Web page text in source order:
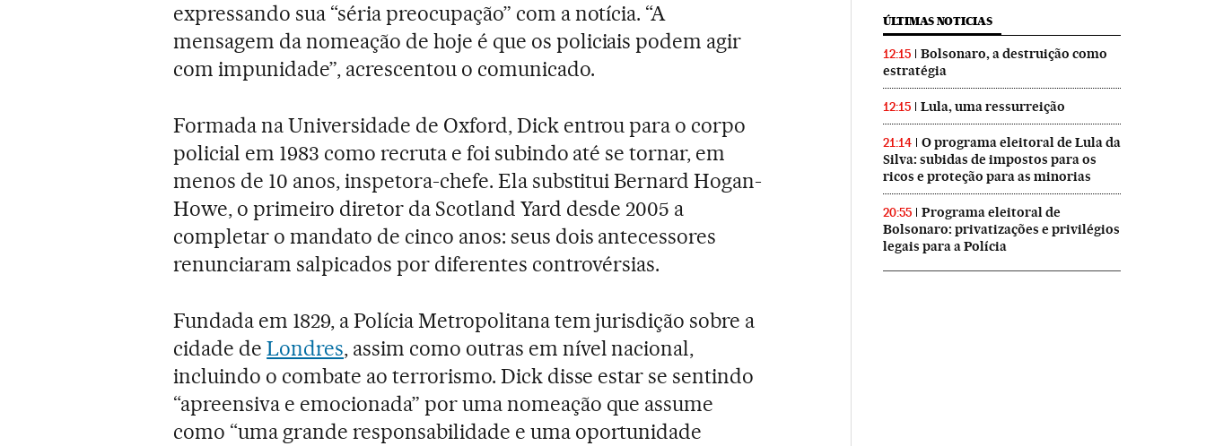
expressando sua “séria preocupação” com a notícia. “A
mensagem da nomeação de hoje é que os policiais podem agir
com impunidade”, acrescentou o comunicado.
Formada na Universidade de Oxford, Dick entrou para o corpo
policial em 1983 como recruta e foi subindo até se tornar, em
menos de 10 anos, inspetora-chefe. Ela substitui Bernard Hogan-
Howe, o primeiro diretor da Scotland Yard desde 2005 a
completar o mandato de cinco anos: seus dois antecessores
renunciaram salpicados por diferentes controvérsias.
Fundada em 1829, a Polícia Metropolitana tem jurisdição sobre a
cidade deLondres, assim como outras em nível nacional,
incluindo o combate ao terrorismo. Dick disse estar se sentindo
“apreensiva e emocionada” por uma nomeação que assume
como “uma grande responsabilidade e uma oportunidade
ÚLTIMAS NOTICIAS
12:15
Bolsonaro, a destruição como
estratégia
12:15 Lula, uma ressurreição
21:14
O programa eleitoral de Lula da
Silva: subidas de impostos para os
ricos e proteção para as minorias
20:55
Programa eleitoral de
Bolsonaro: privatizações e privilégios
legais para a Polícia